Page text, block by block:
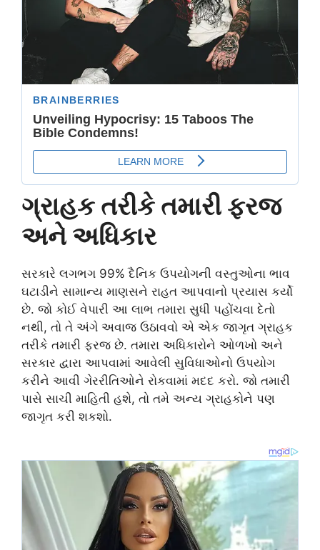
ગ્રાહક તરીકે તમારી ફરજ
અને અધિકાર
સરકારે લગભગ 99% દૈનિક ઉપયોગની વસ્તુઓના ભાવ
ઘટાડીને સામાન્ય માણસને રાહત આપવાનો પ્રયાસ કર્યો
છે. જો કોઈ વેપારી આ લાભ તમારા સુધી પહોંચવા દેતો
નથી, તો તે અંગે અવાજ ઉઠાવવો એ એક જાગૃત ગ્રાહક
તરીકે તમારી ફરજ છે. તમારા અધિકારોને ઓળખો અને
સરકાર દ્વારા આપવામાં આવેલી સુવિધાઓનો ઉપયોગ
કરીને આવી ગેરરીતિઓને રોકવામાં મદદ કરો. જો તમારી
પાસે સાચી માહિતી હશે, તો તમે અન્ય ગ્રાહકોને પણ
જાગૃત કરી શકશો.